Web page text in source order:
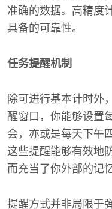
准确的数据。高精度
具备的可靠性。
任务提醒机制
除可进行基本计时外
醒窗口，你能够设置
会，亦或是每天下午
这些提醒能够有效地
而充当了你外部的记
提醒方式并非局限于